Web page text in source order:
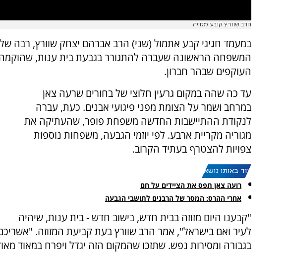
הרב שוורץ קובע מזוזה
במעמד חגיגי קבע אתמול (שני) הרב אברהם יצחק שוורץ, רבה של
המשפחה הראשונה שעברה להתגורר בגבעת בית ענות,
העוקפים שבהר חברון.
עד כה שהה במקום גרעין חלוצי של בחורים שרעה צאן
במרחב ושמר על הצומת מפני פיגועי אבנים. כעת, עברה
לנקודת ההתיישבות החדשה משפחת פופר, שהעתיקה את
מגוריה מקריית ארבע. לפי יוזמי הגבעה, משפחות נוספות
צפויות להצטרף בעתיד הקרוב.
עוד באותו נושא:
רועה צאן תפס את הציידים על חם
אחרי ההרס: המסר של הרבנים לתושבי הגבעה
"קבענו היום מזוזה בבית חדש, בישוב חדש - בית ענות, שיהיה
לעיר ואם בישראל", אמר הרב שוורץ בעת קביעת המזוזה.
בגבורה ומסירות נפש. שתזכו שהמקום הזה יגדל ויפרח במאוד